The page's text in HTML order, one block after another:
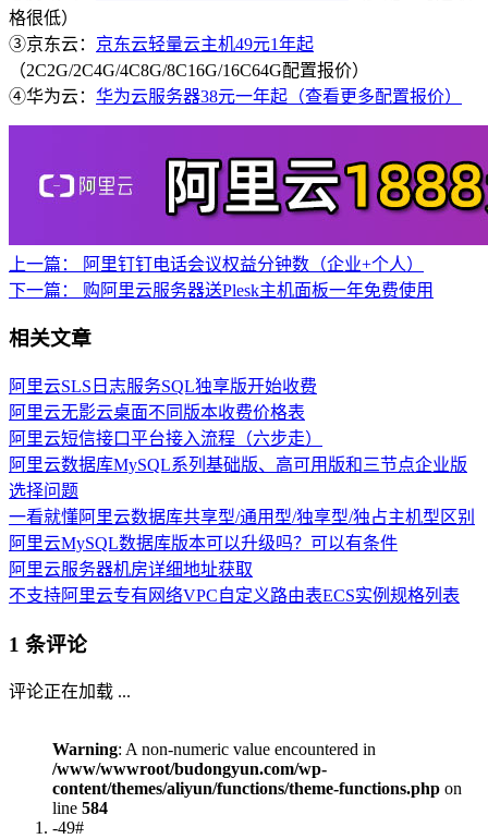
格很低）
③京东云： 京东云轻量云主机49元1年起
（2C2G/2C4G/4C8G/8C16G/16C64G配置报价）
④华为云： 华为云服务器38元一年起（查看更多配置报价）
上一篇：
阿里钉钉电话会议权益分钟数（企业+个人）
下一篇：
购阿里云服务器送Plesk主机面板一年免费使用
相关文章
阿里云SLS日志服务SQL独享版开始收费
阿里云无影云桌面不同版本收费价格表
阿里云短信接口平台接入流程（六步走）
阿里云数据库MySQL系列基础版、高可用版和三节点企业版
选择问题
一看就懂阿里云数据库共享型/通用型/独享型/独占主机型区别
阿里云MySQL数据库版本可以升级吗？可以有条件
阿里云服务器机房详细地址获取
不支持阿里云专有网络VPC自定义路由表ECS实例规格列表
1 条评论
评论正在加载 ...
Warning: A non-numeric value encountered in
/www/wwwroot/budongyun.com/wp-
content/themes/aliyun/functions/theme-functions.php on
line 584
-49#